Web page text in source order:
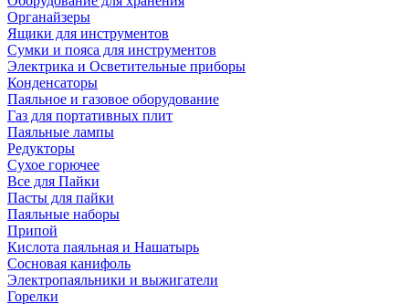
Органайзеры
Ящики для инструментов
Сумки и пояса для инструментов
Электрика и Осветительные приборы
Конденсаторы
Паяльное и газовое оборудование
Газ для портативных плит
Паяльные лампы
Редукторы
Сухое горючее
Все для Пайки
Пасты для пайки
Паяльные наборы
Припой
Кислота паяльная и Нашатырь
Сосновая канифоль
Электропаяльники и выжигатели
Горелки